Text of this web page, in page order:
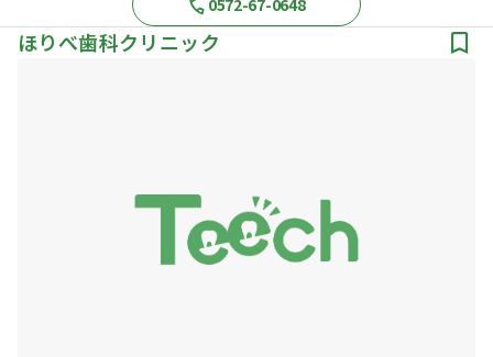
0572-67-0648
ほりべ歯科クリニック